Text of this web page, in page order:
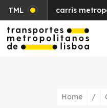
TML carris
Home /